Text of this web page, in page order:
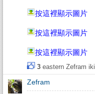
按這裡顯示圖片
按這裡顯示圖片
按這裡顯示圖片
3 eastern Zefram iki
Zefram